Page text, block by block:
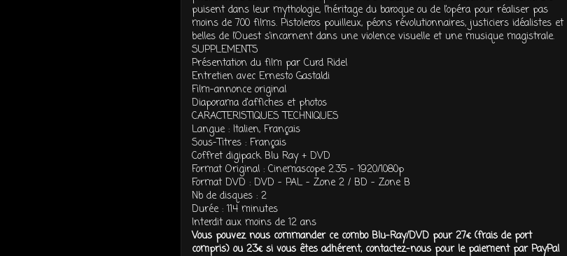
puisent dans leur mythologie, l’héritage du baroque ou de l’opéra pour réaliser pas
moins de 700 films. Pistoleros pouilleux, péons révolutionnaires, justiciers idéalistes et
belles de l’Ouest s’incarnent dans une violence visuelle et une musique magistrale.
SUPPLEMENTS
Présentation du film par Curd Ridel
Entretien avec Ernesto Gastaldi
Film-annonce original
Diaporama d'affiches et photos
CARACTERISTIQUES TECHNIQUES
Langue : Italien, Français
Sous-Titres : Français
Coffret digipack Blu Ray + DVD
Format Original : Cinemascope 2.35 - 1920/1080p
Format DVD : DVD - PAL - Zone 2 / BD - Zone B
Nb de disques : 2
Durée : 114 minutes
Interdit aux moins de 12 ans
Vous pouvez nous commander ce combo Blu-Ray/DVD pour 27€ (frais de port
compris) ou 23€ si vous êtes adhérent, contactez-nous pour le paiement par PayPal